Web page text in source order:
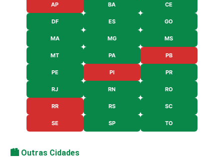
AP BA CE
DF ES GO
MA MG MS
MT PA PB
PE PI PR
RJ RN RO
RR RS SC
SE SP TO
🏙️ Outras Cidades